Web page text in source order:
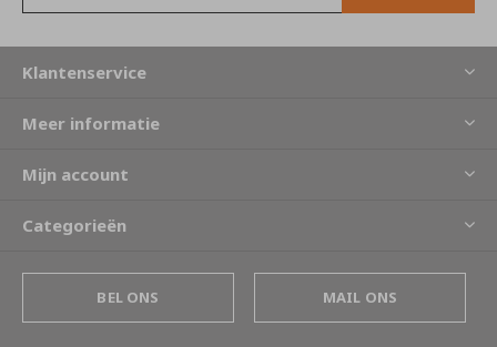
Klantenservice
Meer informatie
Mijn account
Categorieën
BEL ONS MAIL ONS